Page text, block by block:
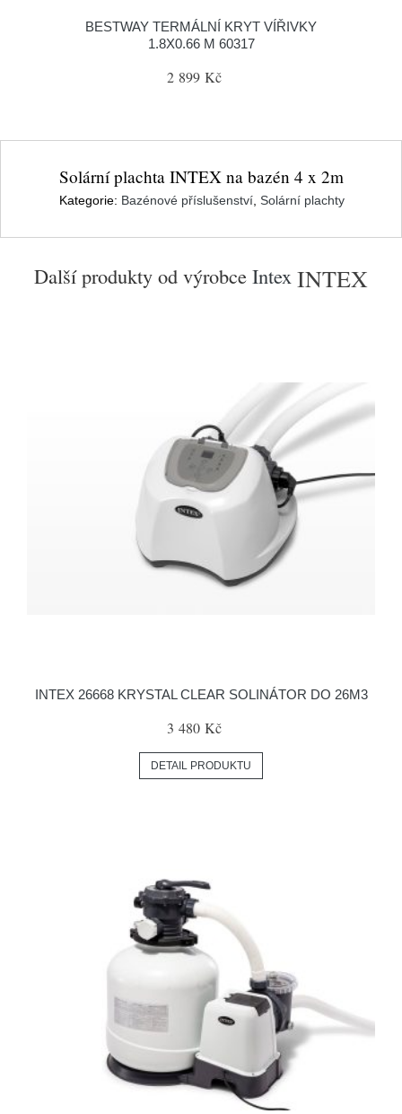
BESTWAY TERMÁLNÍ KRYT VÍŘIVKY
1.8X0.66 M 60317
2 899 Kč
Solární plachta INTEX na bazén 4 x 2m
Kategorie: Bazénové příslušenství Solární plachty
Další produkty od výrobce Intex INTEX
INTEX 26668 KRYSTAL CLEAR SOLINÁTOR DO 26M3
3 480 Kč
DETAIL PRODUKTU